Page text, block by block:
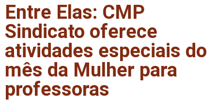
Entre Elas: CMP
Sindicato oferece
atividades especiais do
mês da Mulher para
professoras